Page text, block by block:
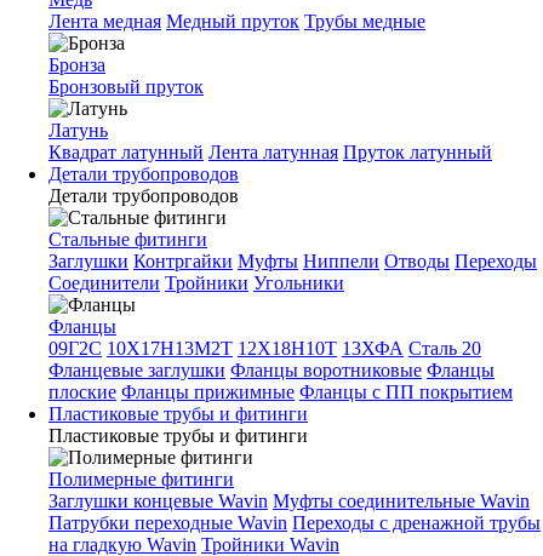
Лента медная Медный пруток Трубы медные
Бронза
Бронзовый пруток
Латунь
Квадрат латунный Лента латунная Пруток латунный
Детали трубопроводов
Детали трубопроводов
Стальные фитинги
Заглушки Контргайки Муфты Ниппели Отводы Переходы
Соединители Тройники Угольники
Фланцы
09Г2С 10Х17Н13М2Т 12Х18Н10Т 13ХФА Сталь 20
Фланцевые заглушки Фланцы воротниковые Фланцы
плоские Фланцы прижимные Фланцы с ПП покрытием
Пластиковые трубы и фитинги
Пластиковые трубы и фитинги
Полимерные фитинги
Заглушки концевые Wavin Муфты соединительные Wavin
Патрубки переходные Wavin Переходы с дренажной трубы
на гладкую Wavin Тройники Wavin